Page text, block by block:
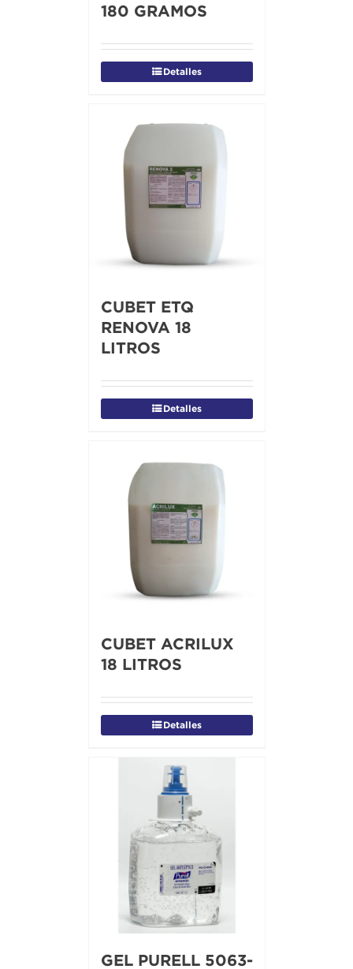
180 GRAMOS
Detalles
CUBET ETQ
RENOVA 18
LITROS
Detalles
CUBET ACRILUX
18 LITROS
Detalles
GEL PURELL 5063-